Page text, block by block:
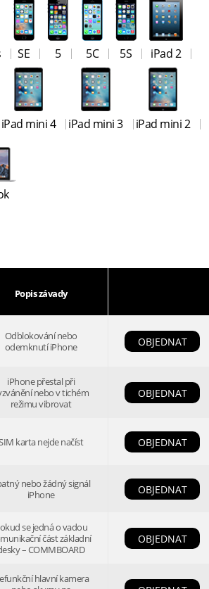
SE 5 5C 5S iPad 2
iPad mini 4 iPad mini 3 iPad mini 2
Popis závady
Odblokování nebo
odemknutí iPhone
OBJEDNAT
iPhone přestal při
nebo v tichém
režimu vibrovat
OBJEDNAT
karta nejde načíst OBJEDNAT
nebo žádný signál
iPhone
OBJEDNAT
se jedná o vadou
část základní
– COMMBOARD
OBJEDNAT
hlavní kamera